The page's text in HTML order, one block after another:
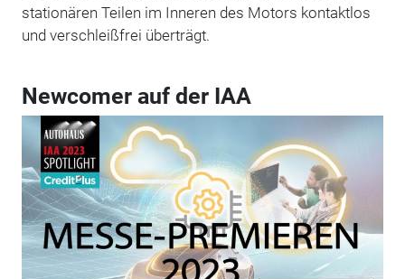
stationären Teilen im Inneren des Motors kontaktlos
und verschleißfrei überträgt.
Newcomer auf der IAA